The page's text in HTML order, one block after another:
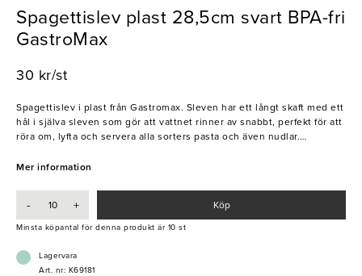
Spagettislev plast 28,5cm svart BPA-fri
GastroMax
30 kr/st
Spagettislev i plast från Gastromax. Sleven har ett långt skaft med ett
hål i själva sleven som gör att vattnet rinner av snabbt, perfekt för att
röra om, lyfta och servera alla sorters pasta och även nudlar.
- Tål temperatur upp till 260°C
Mer information
- + Köp
Minsta köpantal för denna produkt är 10 st
Lagervara
Art. nr: K69181